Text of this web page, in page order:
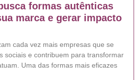
formas autênticas
marca e gerar impacto
cada vez mais empresas que se
sociais e contribuem para transformar
Uma das formas mais eficazes